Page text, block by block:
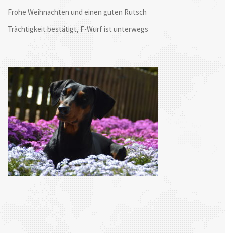
Frohe Weihnachten und einen guten Rutsch
Trächtigkeit bestätigt, F-Wurf ist unterwegs